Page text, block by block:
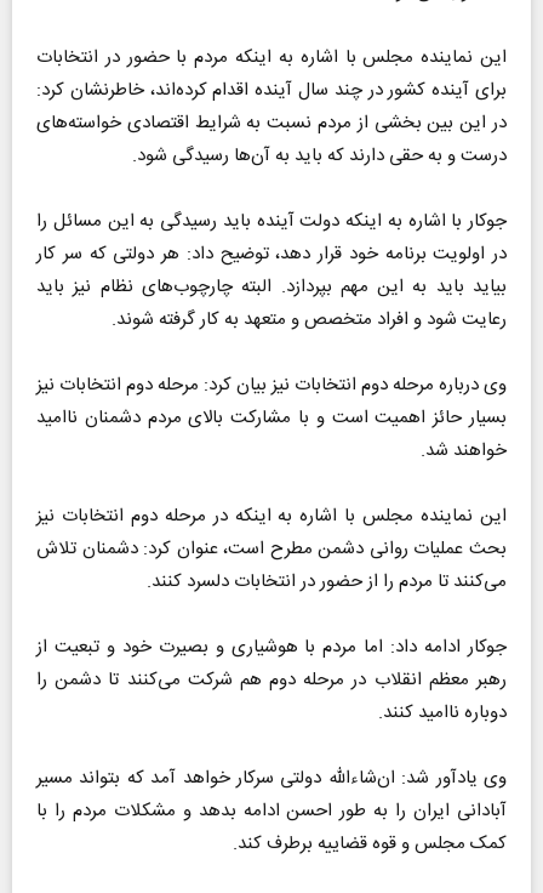
این نماینده مجلس با اشاره به اینکه مردم با حضور در انتخابات
برای آینده کشور در چند سال آینده اقدام کرده‌اند، خاطرنشان کرد:
در این بین بخشی از مردم نسبت به شرایط اقتصادی خواسته‌های
درست و به حقی دارند که باید به آن‌ها رسیدگی شود.
جوکار با اشاره به اینکه دولت آینده باید رسیدگی به این مسائل را
در اولویت برنامه خود قرار دهد، توضیح داد: هر دولتی که سر کار
بیاید باید به این مهم بپردازد. البته چارچوب‌های نظام نیز باید
رعایت شود و افراد متخصص و متعهد به کار گرفته شوند.
وی درباره مرحله دوم انتخابات نیز بیان کرد: مرحله دوم انتخابات نیز
بسیار حائز اهمیت است و با مشارکت بالای مردم دشمنان ناامید
خواهند شد.
این نماینده مجلس با اشاره به اینکه در مرحله دوم انتخابات نیز
بحث عملیات روانی دشمن مطرح است، عنوان کرد: دشمنان تلاش
می‌کنند تا مردم را از حضور در انتخابات دلسرد کنند.
‌جوکار ادامه داد: اما مردم با هوشیاری و بصیرت خود و تبعیت از
رهبر معظم انقلاب در مرحله دوم هم شرکت می‌کنند تا دشمن را
دوباره ناامید کنند.
وی یادآور شد: ان‌شاءالله دولتی سرکار خواهد آمد که بتواند مسیر
آبادانی ایران را به طور احسن ادامه بدهد و مشکلات مردم را با
کمک مجلس و قوه قضاییه برطرف کند.